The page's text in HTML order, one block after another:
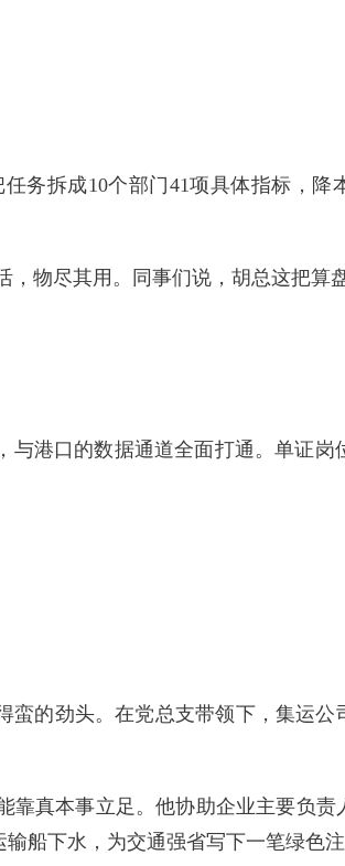
务拆成10个部门41项具体指标，降
物尽其用。同事们说，胡总这把算
港口的数据通道全面打通。单证岗
的劲头。在党总支带领下，集运公
真本事立足。他协助企业主要负责
船下水，为交通强省写下一笔绿色注